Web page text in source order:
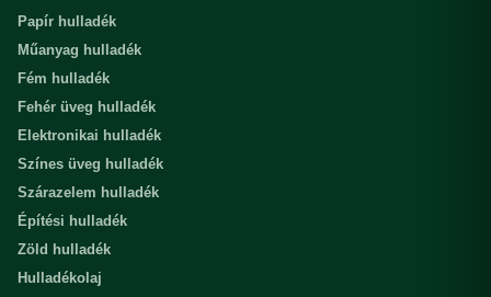
Papír hulladék
Műanyag hulladék
Fém hulladék
Fehér üveg hulladék
Elektronikai hulladék
Színes üveg hulladék
Szárazelem hulladék
Építési hulladék
Zöld hulladék
Hulladékolaj